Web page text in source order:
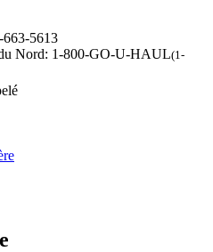
663-5613
Nord: 1-800-GO-U-HAUL(1-